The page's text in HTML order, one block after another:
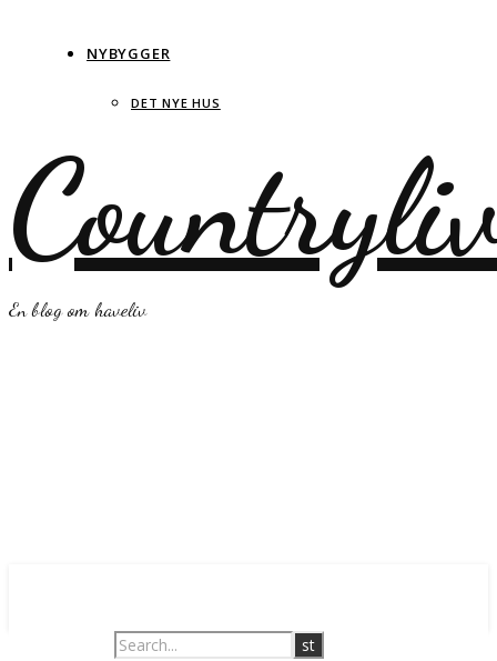
NYBYGGER
DET NYE HUS
En blog om haveliv